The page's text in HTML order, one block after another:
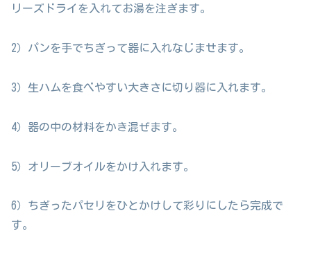
リーズドライを入れてお湯を注ぎます。
2）パンを手でちぎって器に入れなじませます。
3）生ハムを食べやすい大きさに切り器に入れます。
4）器の中の材料をかき混ぜます。
5）オリーブオイルをかけ入れます。
6）ちぎったパセリをひとかけして彩りにしたら完成で
す。